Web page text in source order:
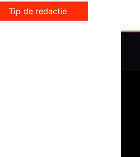
Tip de redactie